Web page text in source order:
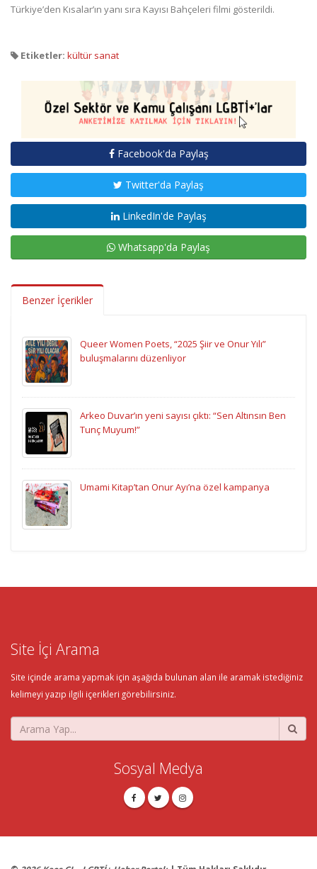
Türkiye’den Kısalar’ın yanı sıra Kayısı Bahçeleri filmi gösterildi.
Etiketler: kültür sanat
Facebook'da Paylaş
Twitter'da Paylaş
LinkedIn'de Paylaş
Whatsapp'da Paylaş
Benzer İçerikler
Queer Women Poets, “2025 Şiir ve Onur Yılı”
buluşmalarını düzenliyor
Arkeo Duvar’ın yeni sayısı çıktı: “Sen Altınsın Ben
Tunç Muyum!”
Umami Kitap’tan Onur Ayı’na özel kampanya
Site İçi Arama
Site içinde arama yapmak için aşağıda bulunan alan ile aramak istediğiniz
kelimeyi yazıp ilgili içerikleri görebilirsiniz.
Sosyal Medya